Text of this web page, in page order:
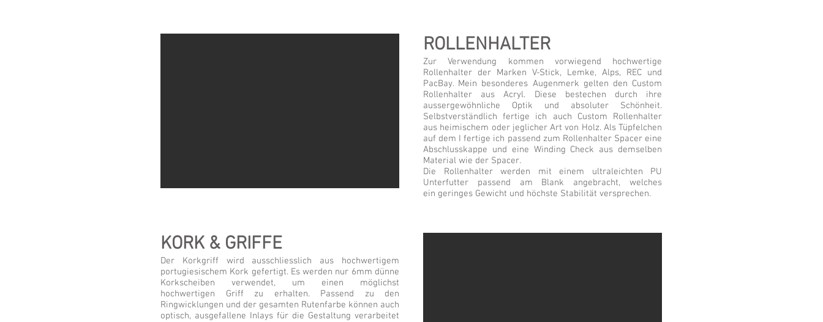
ROLLENHALTER
Zur Verwendung kommen vorwiegend hochwertige
Rollenhalter der Marken V-Stick, Lemke, Alps, REC und
PacBay. Mein besonderes Augenmerk gelten den Custom
Rollenhalter aus Acryl. Diese bestechen durch ihre
aussergewöhnliche Optik und absoluter Schönheit.
Selbstverständlich fertige ich auch Custom Rollenhalter
aus heimischem oder jeglicher Art von Holz. Als Tüpfelchen
auf dem I fertige ich passend zum Rollenhalter Spacer eine
Abschlusskappe und eine Winding Check aus demselben
Material wie der Spacer.
Die Rollenhalter werden mit einem ultraleichten PU
Unterfutter passend am Blank angebracht, welches
ein geringes Gewicht und höchste Stabilität versprechen.
KORK & GRIFFE
Der Korkgriff wird ausschliesslich aus hochwertigem
portugiesischem Kork gefertigt. Es werden nur 6mm dünne
Korkscheiben verwendet, um einen möglichst
hochwertigen Griff zu erhalten. Passend zu den
Ringwicklungen und der gesamten Rutenfarbe können auch
optisch, ausgefallene Inlays für die Gestaltung verarbeitet